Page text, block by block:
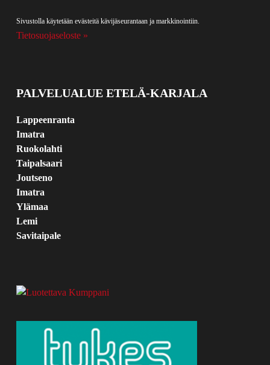
Sivustolla käytetään evästeitä kävijäseurantaan ja markkinointiin.
Tietosuojaseloste »
PALVELUALUE ETELÄ-KARJALA
Lappeenranta
Imatra
Ruokolahti
Taipalsaari
Joutseno
Imatra
Ylämaa
Lemi
Savitaipale